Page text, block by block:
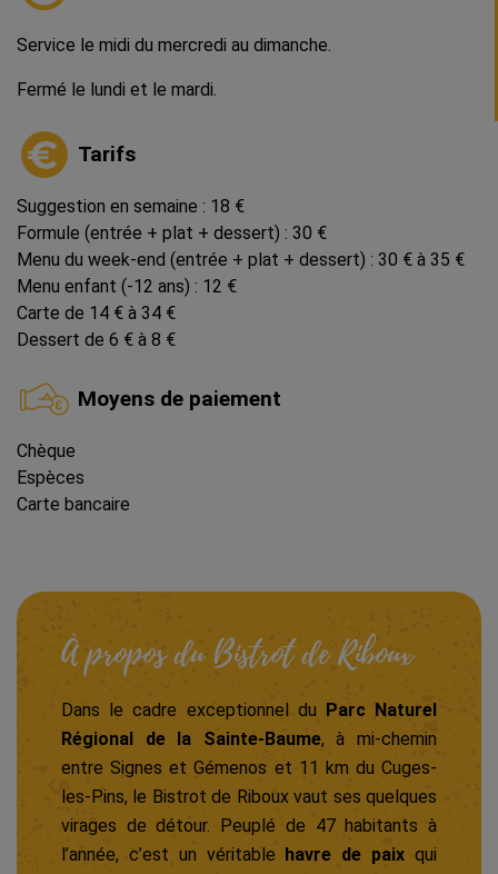
Service le midi du mercredi au dimanche.
Fermé le lundi et le mardi.
Tarifs
Suggestion en semaine : 18 €
Formule (entrée + plat + dessert) : 30 €
Menu du week-end (entrée + plat + dessert) : 30 € à 35 €
Menu enfant (-12 ans) : 12 €
Carte de 14 € à 34 €
Dessert de 6 € à 8 €
Moyens de paiement
Chèque
Espèces
Carte bancaire
À propos du Bistrot de Riboux
Dans le cadre exceptionnel du
Parc Naturel
Régional de la Sainte-Baume, à mi-chemin
entre Signes et Gémenos et 11 km du Cuges-
les-Pins, le Bistrot de Riboux vaut ses quelques
virages de détour. Peuplé de 47 habitants à
l’année, c’est un véritable
havre de paixqui